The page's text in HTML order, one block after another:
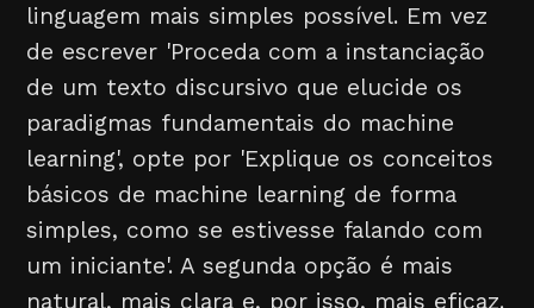
linguagem mais simples possível. Em vez
de escrever 'Proceda com a instanciação
de um texto discursivo que elucide os
paradigmas fundamentais do machine
learning', opte por 'Explique os conceitos
básicos de machine learning de forma
simples, como se estivesse falando com
um iniciante'. A segunda opção é mais
natural, mais clara e, por isso, mais eficaz.